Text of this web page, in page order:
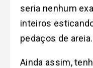
seria nenhum
inteiros
pedaços de areia.
Ainda assim,